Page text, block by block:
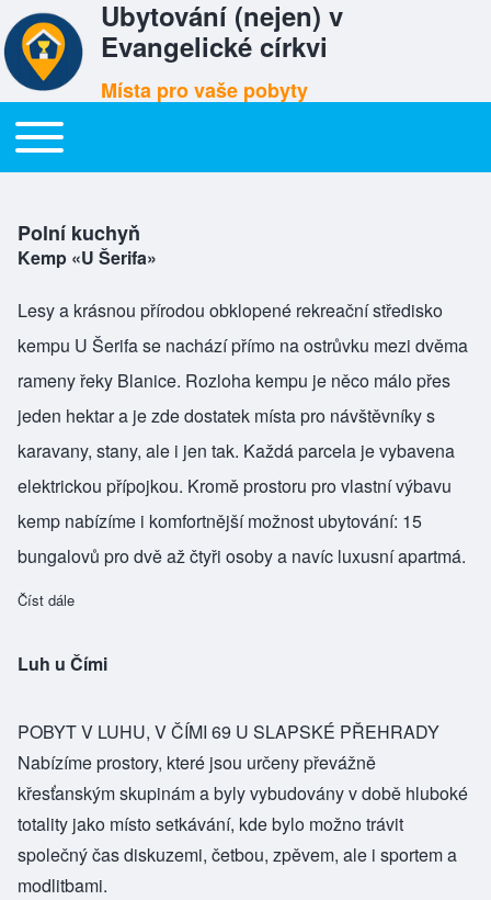
Ubytování (nejen) v
Evangelické církvi
Místa pro vaše pobyty
Hlavní menu
Toggle main menu
Polní kuchyň
Kemp «U Šerifa»
Lesy a krásnou přírodou obklopené rekreační středisko
kempu U Šerifa se nachází přímo na ostrůvku mezi dvěma
rameny řeky Blanice. Rozloha kempu je něco málo přes
jeden hektar a je zde dostatek místa pro návštěvníky s
karavany, stany, ale i jen tak. Každá parcela je vybavena
elektrickou přípojkou. Kromě prostoru pro vlastní výbavu
kemp nabízíme i komfortnější možnost ubytování: 15
bungalovů pro dvě až čtyři osoby a navíc luxusní apartmá.
Číst dále
Luh u Čími
POBYT V LUHU, V ČÍMI 69 U SLAPSKÉ PŘEHRADY
Nabízíme prostory, které jsou určeny převážně
křesťanským skupinám a byly vybudovány v době hluboké
totality jako místo setkávání, kde bylo možno trávit
společný čas diskuzemi, četbou, zpěvem, ale i sportem a
modlitbami.